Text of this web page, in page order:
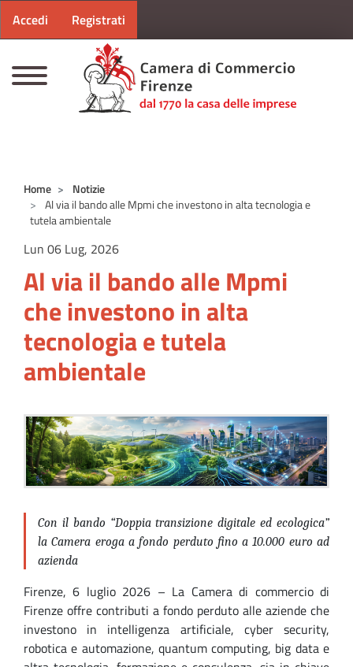
Menu profilo utente
Accedi Registrati
Home
Notizie
Al via il bando alle Mpmi che investono in alta tecnologia e
tutela ambientale
Lun 06 Lug, 2026
Al via il bando alle Mpmi
che investono in alta
tecnologia e tutela
ambientale
Con il bando “Doppia transizione digitale ed ecologica”
la Camera eroga a fondo perduto fino a 10.000 euro ad
azienda
Firenze, 6 luglio 2026 – La Camera di commercio di
Firenze offre contributi a fondo perduto alle aziende che
investono in intelligenza artificiale, cyber security,
robotica e automazione, quantum computing, big data e